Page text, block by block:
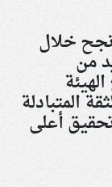
خلال
من
المتبادلة
أعلى